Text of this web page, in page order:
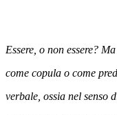
Essere, o non essere? Ma
come copula o come
verbale, ossia nel senso